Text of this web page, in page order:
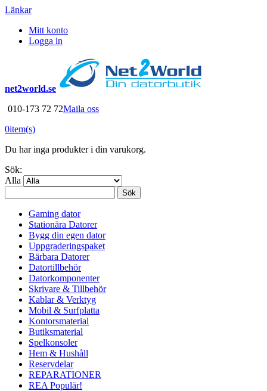
Länkar
Mitt konto
Logga in
net2world.se
010-173 72 72Maila oss
0item(s)
Du har inga produkter i din varukorg.
Sök:
Alla
Sök
Gaming dator
Stationära Datorer
Bygg din egen dator
Uppgraderingspaket
Bärbara Datorer
Datortillbehör
Datorkomponenter
Skrivare & Tillbehör
Kablar & Verktyg
Mobil & Surfplatta
Kontorsmaterial
Butiksmaterial
Spelkonsoler
Hem & Hushåll
Reservdelar
REPARATIONER
REA Populär!